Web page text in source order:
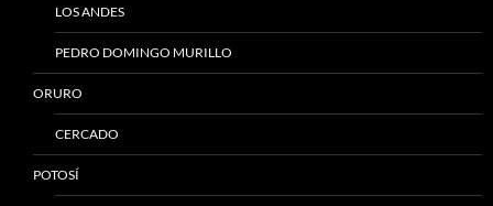
LOS ANDES
PEDRO DOMINGO MURILLO
ORURO
CERCADO
POTOSÍ